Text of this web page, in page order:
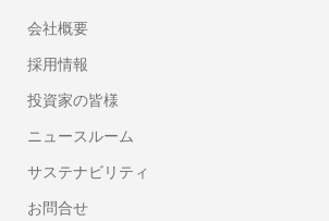
会社概要
採用情報
投資家の皆様
ニュースルーム
サステナビリティ
お問合せ